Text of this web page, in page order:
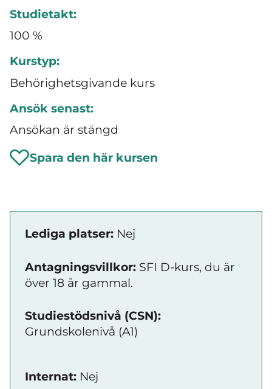
Studietakt:
100 %
Kurstyp:
Behörighetsgivande kurs
Ansök senast:
Ansökan är stängd
Spara den här kursen
Lediga platser: Nej
Antagningsvillkor: SFI D-kurs, du är
över 18 år gammal.
Studiestödsnivå (CSN):
Grundskolenivå (A1)
Internat: Nej